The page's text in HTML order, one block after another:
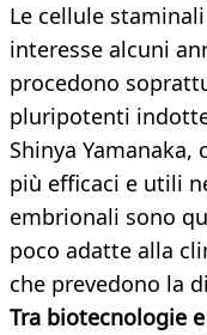
Le cellule
interesse alcuni
procedono
pluripotenti
Shinya
più efficaci e utili
embrionali sono
poco adatte alla
che prevedono la
Tra biotecnologie